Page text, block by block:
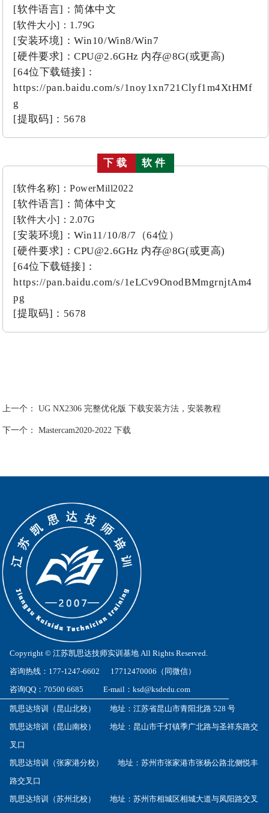
[软件语言]：简体中文
[软件大小]：1.79G
[安装环境]：Win10/Win8/Win7
[硬件要求]：CPU@2.6GHz 内存@8G(或更高)
[64位下载链接]：
https://pan.baidu.com/s/1noy1xn721Clyf1m4XtHMf
g
[提取码]：5678
下载 软件
[软件名称]：PowerMill2022
[软件语言]：简体中文
[软件大小]：2.07G
[安装环境]：Win11/10/8/7（64位）
[硬件要求]：CPU@2.6GHz 内存@8G(或更高)
[64位下载链接]：
https://pan.baidu.com/s/1eLCv9OnodBMmgrnjtAm4
pg
[提取码]：5678
上一个：UG NX2306 完整优化版 下载安装方法，安装教程
下一个：Mastercam2020-2022 下载
Copyright © 江苏凯思达技师实训基地 All Rights Reserved.
咨询热线：177-1247-6602 17712470006（同微信）
咨询QQ：70500 6685 E-mail：ksd@ksdedu.com
凯思达培训（昆山北校） 地址：江苏省昆山市青阳北路 528 号
凯思达培训（昆山南校） 地址：昆山市千灯镇季广北路与圣祥东路交
叉口
凯思达培训（张家港分校） 地址：苏州市张家港市张杨公路北侧悦丰
路交叉口
凯思达培训（苏州北校） 地址：苏州市相城区相城大道与凤阳路交叉